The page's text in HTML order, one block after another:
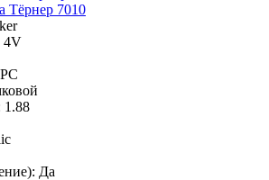
Тёрнер 7010
4V
1.88
Да